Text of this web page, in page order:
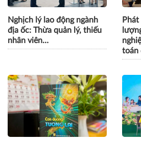
Nghịch lý lao động ngành
địa ốc: Thừa quản lý, thiếu
nhân viên…
toán